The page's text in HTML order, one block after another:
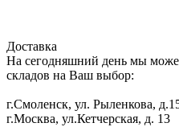
Доставка
На сегодняшний день мы
складов на Ваш выбор:
г.Смоленск, ул. Рыленкова,
г.Москва, ул.Кетчерская, д. 13